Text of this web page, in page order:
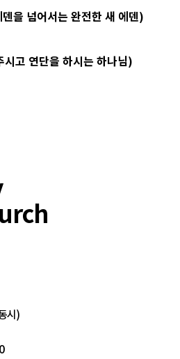
을 넘어서는 완전한 새 에덴)
고 연단을 하시는 하나님)
시)